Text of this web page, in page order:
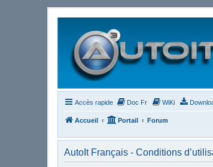
Accès rapide Doc Fr WiKi
Accueil Portail Forum
AutoIt Français - Conditions